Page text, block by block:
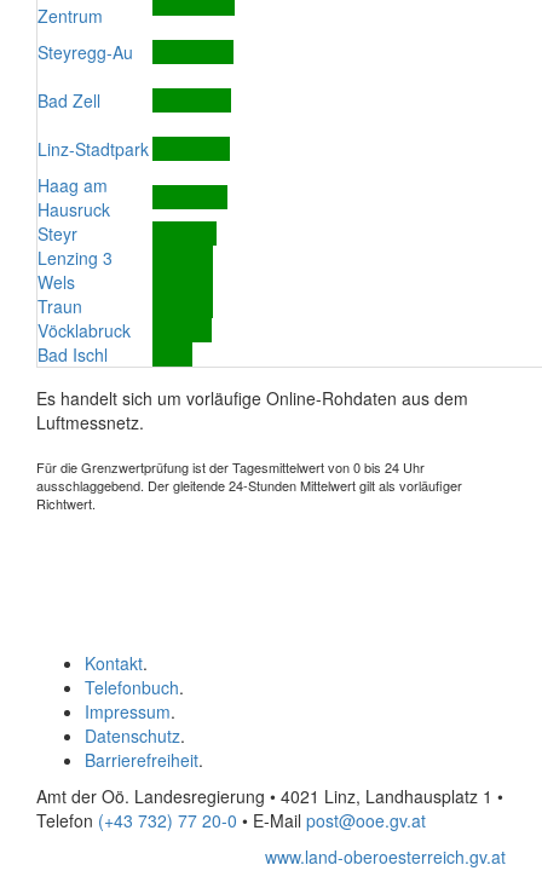
Zentrum
Steyregg-Au
Bad Zell
Linz-Stadtpark
Haag am
Hausruck
Steyr
Lenzing 3
Wels
Traun
Vöcklabruck
Bad Ischl
Es handelt sich um vorläufige Online-Rohdaten aus dem
Luftmessnetz.
Für die Grenzwertprüfung ist der Tagesmittelwert von 0 bis 24 Uhr
ausschlaggebend. Der gleitende 24-Stunden Mittelwert gilt als vorläufiger
Richtwert.
Kontakt.
Telefonbuch.
Impressum.
Datenschutz.
Barrierefreiheit.
Amt der Oö. Landesregierung • 4021 Linz, Landhausplatz 1 •
Telefon (+43 732) 77 20-0 • E-Mail post@ooe.gv.at
www.land-oberoesterreich.gv.at